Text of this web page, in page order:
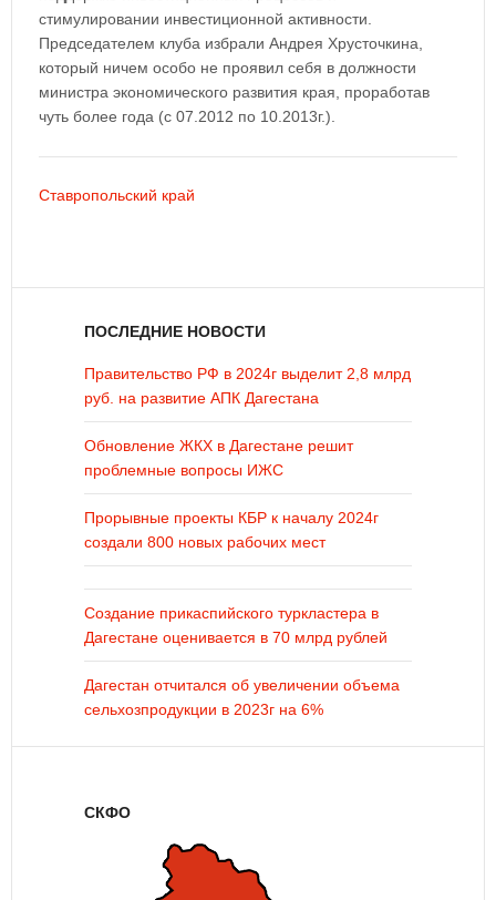
стимулировании инвестиционной активности.
Председателем клуба избрали Андрея Хрусточкина,
который ничем особо не проявил себя в должности
министра экономического развития края, проработав
чуть более года (с 07.2012 по 10.2013г.).
Ставропольский край
ПОСЛЕДНИЕ НОВОСТИ
Правительство РФ в 2024г выделит 2,8 млрд
руб. на развитие АПК Дагестана
Обновление ЖКХ в Дагестане решит
проблемные вопросы ИЖС
Прорывные проекты КБР к началу 2024г
создали 800 новых рабочих мест
Создание прикаспийского туркластера в
Дагестане оценивается в 70 млрд рублей
Дагестан отчитался об увеличении объема
сельхозпродукции в 2023г на 6%
СКФО